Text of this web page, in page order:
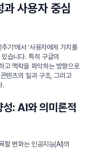
사용자 중심
기’에서 ‘사용자에게 가치를
습니다. 특히 구글의
고 맥락을 파악하는 방향으로
텐츠의 질과 구조, 그리고
.
: AI와 의미론적
할 변화는 인공지능(AI)의